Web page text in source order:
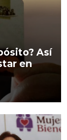
Así
en